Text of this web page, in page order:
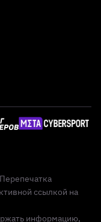
ссылкой на
информацию,